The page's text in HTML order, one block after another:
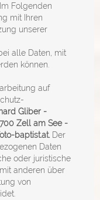
Folgenden
mit Ihren
unserer
alle Daten, mit
können.
auf
Gliber -
Zell am See -
baptist.at. Der
Daten
oder juristische
anderen über
von